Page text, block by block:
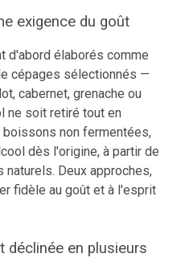
exigence du goût
d'abord élaborés comme
cépages sélectionnés —
cabernet, grenache ou
ne soit retiré tout en
non fermentées,
dès l'origine, à partir de
Deux approches,
fidèle au goût et à l'esprit
déclinée en plusieurs